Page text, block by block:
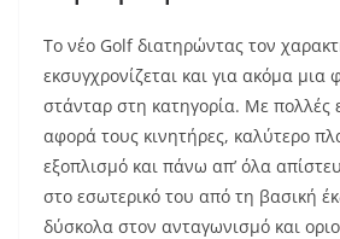
Το νέο Golf διατηρώντας τον
εκσυγχρονίζεται και για ακόμα μια
στάνταρ στη κατηγορία. Με πολλές
αφορά τους κινητήρες, καλύτερο
εξοπλισμό και πάνω απ’ όλα
στο εσωτερικό του από τη βασική
δύσκολα στον ανταγωνισμό και